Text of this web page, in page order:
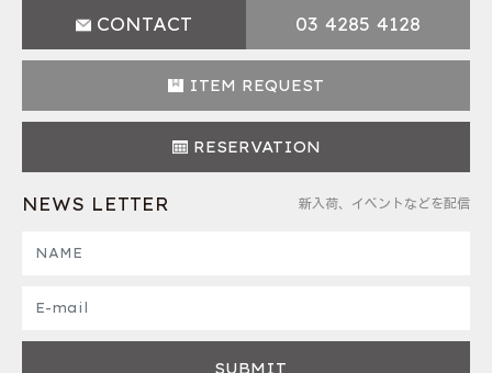
CONTACT 03 4285 4128
ITEM REQUEST
RESERVATION
NEWS LETTER 新入荷、イベントなどを配信